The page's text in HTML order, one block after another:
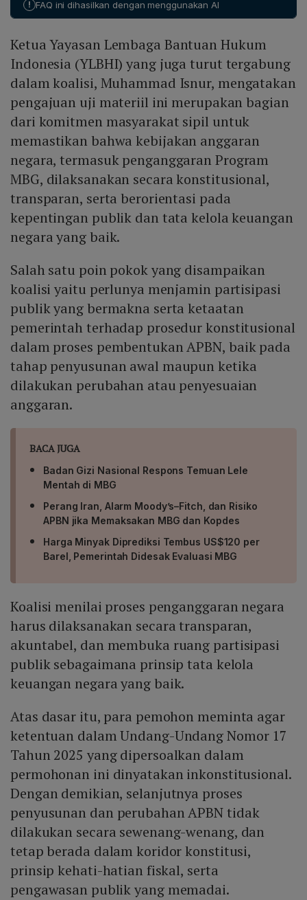
baik.
memadai, menghindari penyalahgunaan diskresi yang
Jakarta (LBH Jakarta), Sajogyo Institute, Asosiasi
Yayasan Lembaga Konsumen Indonesia (YLKI), Aliansi
Ibu Indonesia, Suara Ibu Indonesia, Koalisi Perempuan
Indonesia, Ibu Berisik, Bijak Memantau, Solidaritas
Perempuan, Setara Jambi (SETARA Jambi), Beranda
Perempuan, DietPartner, Lapor Sehat, Bareng Warga,
dan Unitrend. Masing‑masing organisasi memberikan
analisis, advokasi, atau kritik terkait transparansi,
akuntabilitas, serta dampak sosial‑ekonomi Program
MBG, serta mendukung upaya judicial review untuk
menegakkan tata kelola keuangan yang baik.
! FAQ ini dihasilkan dengan menggunakan AI
Ketua Yayasan Lembaga Bantuan Hukum
Indonesia (YLBHI) yang juga turut tergabung
dalam koalisi, Muhammad Isnur, mengatakan
pengajuan uji materiil ini merupakan bagian
dari komitmen masyarakat sipil untuk
memastikan bahwa kebijakan anggaran
negara, termasuk penganggaran Program
MBG, dilaksanakan secara konstitusional,
transparan, serta berorientasi pada
kepentingan publik dan tata kelola keuangan
negara yang baik.
Salah satu poin pokok yang disampaikan
koalisi yaitu perlunya menjamin partisipasi
publik yang bermakna serta ketaatan
pemerintah terhadap prosedur konstitusional
dalam proses pembentukan APBN, baik pada
tahap penyusunan awal maupun ketika
dilakukan perubahan atau penyesuaian
anggaran.
BACA JUGA
Badan Gizi Nasional Respons Temuan Lele
Mentah di MBG
Perang Iran, Alarm Moody’s–Fitch, dan Risiko
APBN jika Memaksakan MBG dan Kopdes
Harga Minyak Diprediksi Tembus US$120 per
Barel, Pemerintah Didesak Evaluasi MBG
Koalisi menilai proses penganggaran negara
harus dilaksanakan secara transparan,
akuntabel, dan membuka ruang partisipasi
publik sebagaimana prinsip tata kelola
keuangan negara yang baik.
Atas dasar itu, para pemohon meminta agar
ketentuan dalam Undang-Undang Nomor 17
Tahun 2025 yang dipersoalkan dalam
permohonan ini dinyatakan inkonstitusional.
Dengan demikian, selanjutnya proses
penyusunan dan perubahan APBN tidak
dilakukan secara sewenang-wenang, dan
tetap berada dalam koridor konstitusi,
prinsip kehati-hatian fiskal, serta
pengawasan publik yang memadai.